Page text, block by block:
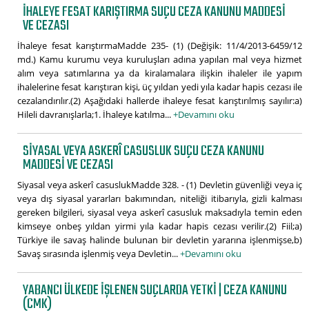
İHALEYE FESAT KARIŞTIRMA SUÇU CEZA KANUNU MADDESI
VE CEZASI
İhaleye fesat karıştırmaMadde 235- (1) (Değişik: 11/4/2013-6459/12
md.) Kamu kurumu veya kuruluşları adına yapılan mal veya hizmet
alım veya satımlarına ya da kiralamalara ilişkin ihaleler ile yapım
ihalelerine fesat karıştıran kişi, üç yıldan yedi yıla kadar hapis cezası ile
cezalandırılır.(2) Aşağıdaki hallerde ihaleye fesat karıştırılmış sayılır:a)
Hileli davranışlarla;1. İhaleye katılma...+Devamını oku
SIYASAL VEYA ASKERÎ CASUSLUK SUÇU CEZA KANUNU
MADDESI VE CEZASI
Siyasal veya askerî casuslukMadde 328. - (1) Devletin güvenliği veya iç
veya dış siyasal yararları bakımından, niteliği itibarıyla, gizli kalması
gereken bilgileri, siyasal veya askerî casusluk maksadıyla temin eden
kimseye onbeş yıldan yirmi yıla kadar hapis cezası verilir.(2) Fiil;a)
Türkiye ile savaş halinde bulunan bir devletin yararına işlenmişse,b)
Savaş sırasında işlenmiş veya Devletin...+Devamını oku
YABANCI ÜLKEDE IŞLENEN SUÇLARDA YETKI | CEZA KANUNU
(CMK)